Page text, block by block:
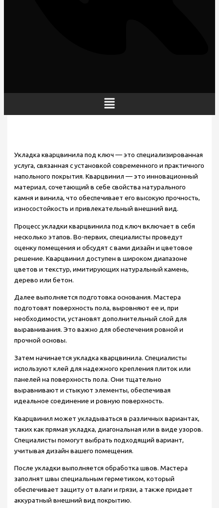
Меню
Укладка кварцвинила под ключ — это специализированная
услуга, связанная с установкой современного и практичного
напольного покрытия. Кварцвинил — это инновационный
материал, сочетающий в себе свойства натурального
камня и винила, что обеспечивает его высокую прочность,
износостойкость и привлекательный внешний вид.
Процесс укладки кварцвинила под ключ включает в себя
несколько этапов. Во-первих, специалисты проведут
оценку помещения и обсудят с вами дизайн и цветовое
решение. Кварцвинил доступен в широком диапазоне
цветов и текстур, имитирующих натуральный камень,
дерево или бетон.
Далее выполняется подготовка основания. Мастера
подготовят поверхность пола, выровняют ее и, при
необходимости, установят дополнительный слой для
выравнивания. Это важно для обеспечения ровной и
прочной основы.
Затем начинается укладка кварцвинила. Специалисты
используют клей для надежного крепления плиток или
панелей на поверхность пола. Они тщательно
выравнивают и стыкуют элементы, обеспечивая
идеальное соединение и ровную поверхность.
Кварцвинил может укладываться в различных вариантах,
таких как прямая укладка, диагональная или в виде узоров.
Специалисты помогут выбрать подходящий вариант,
учитывая дизайн вашего помещения.
После укладки выполняется обработка швов. Мастера
заполнят швы специальным герметиком, который
обеспечивает защиту от влаги и грязи, а также придает
аккуратный внешний вид покрытию.